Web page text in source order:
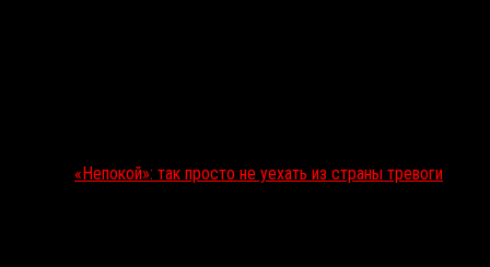
«Непокой»: так просто не уехать из страны тревоги